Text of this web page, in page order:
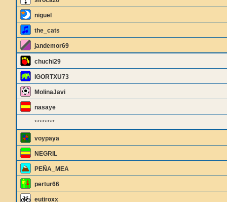
niguel
the_cats
jandemor69
chuchi29
IGORTXU73
MolinaJavi
nasaye
********
voypaya
NEGRIL
PEÑA_MEA
pertur66
eutiroxx